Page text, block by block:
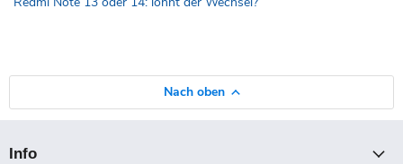
Nach oben
Info